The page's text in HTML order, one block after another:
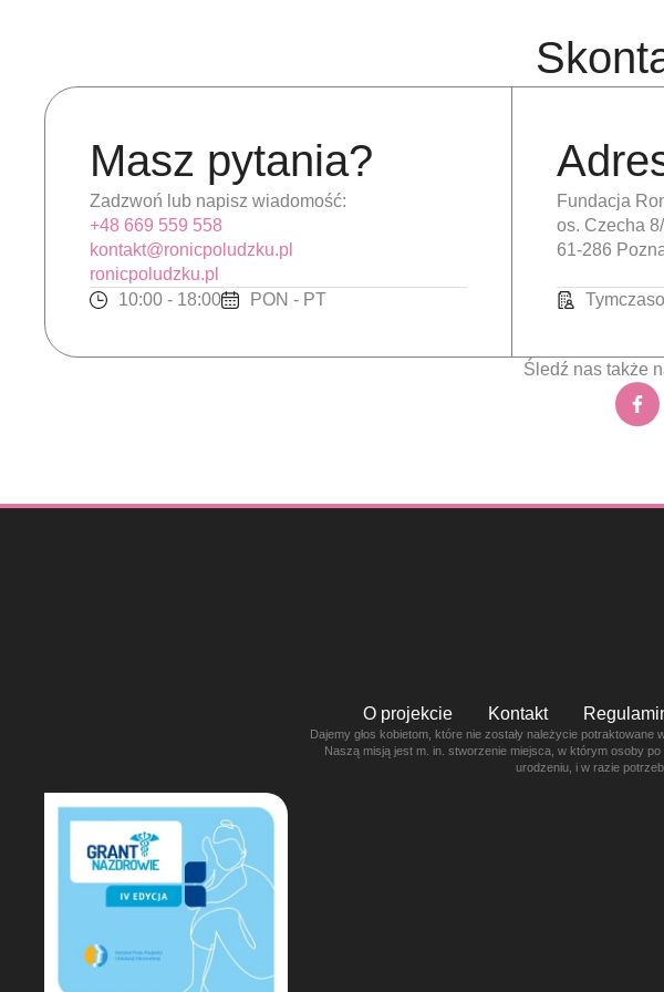
Masz pytania?
Zadzwoń lub napisz wiadomość:
+48 669 559 558
kontakt@ronicpoludzku.pl
ronicpoludzku.pl
10:00 - 18:00
PON - PT
Fundacja
os. Czecha
61-286
Śledź nas także
O projekcie Kontakt
Dajemy głos kobietom, które nie zostały należycie
Naszą misją jest m. in. stworzenie miejsca, w którym osoby
urodzeniu, i w razie